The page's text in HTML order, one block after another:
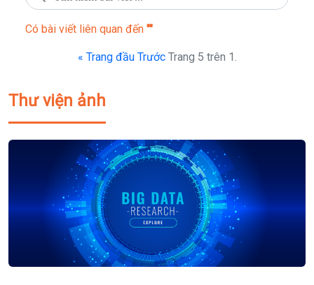
Có bài viết liên quan đến ""
« Trang đầu Trước Trang 5 trên 1.
Thư viện ảnh